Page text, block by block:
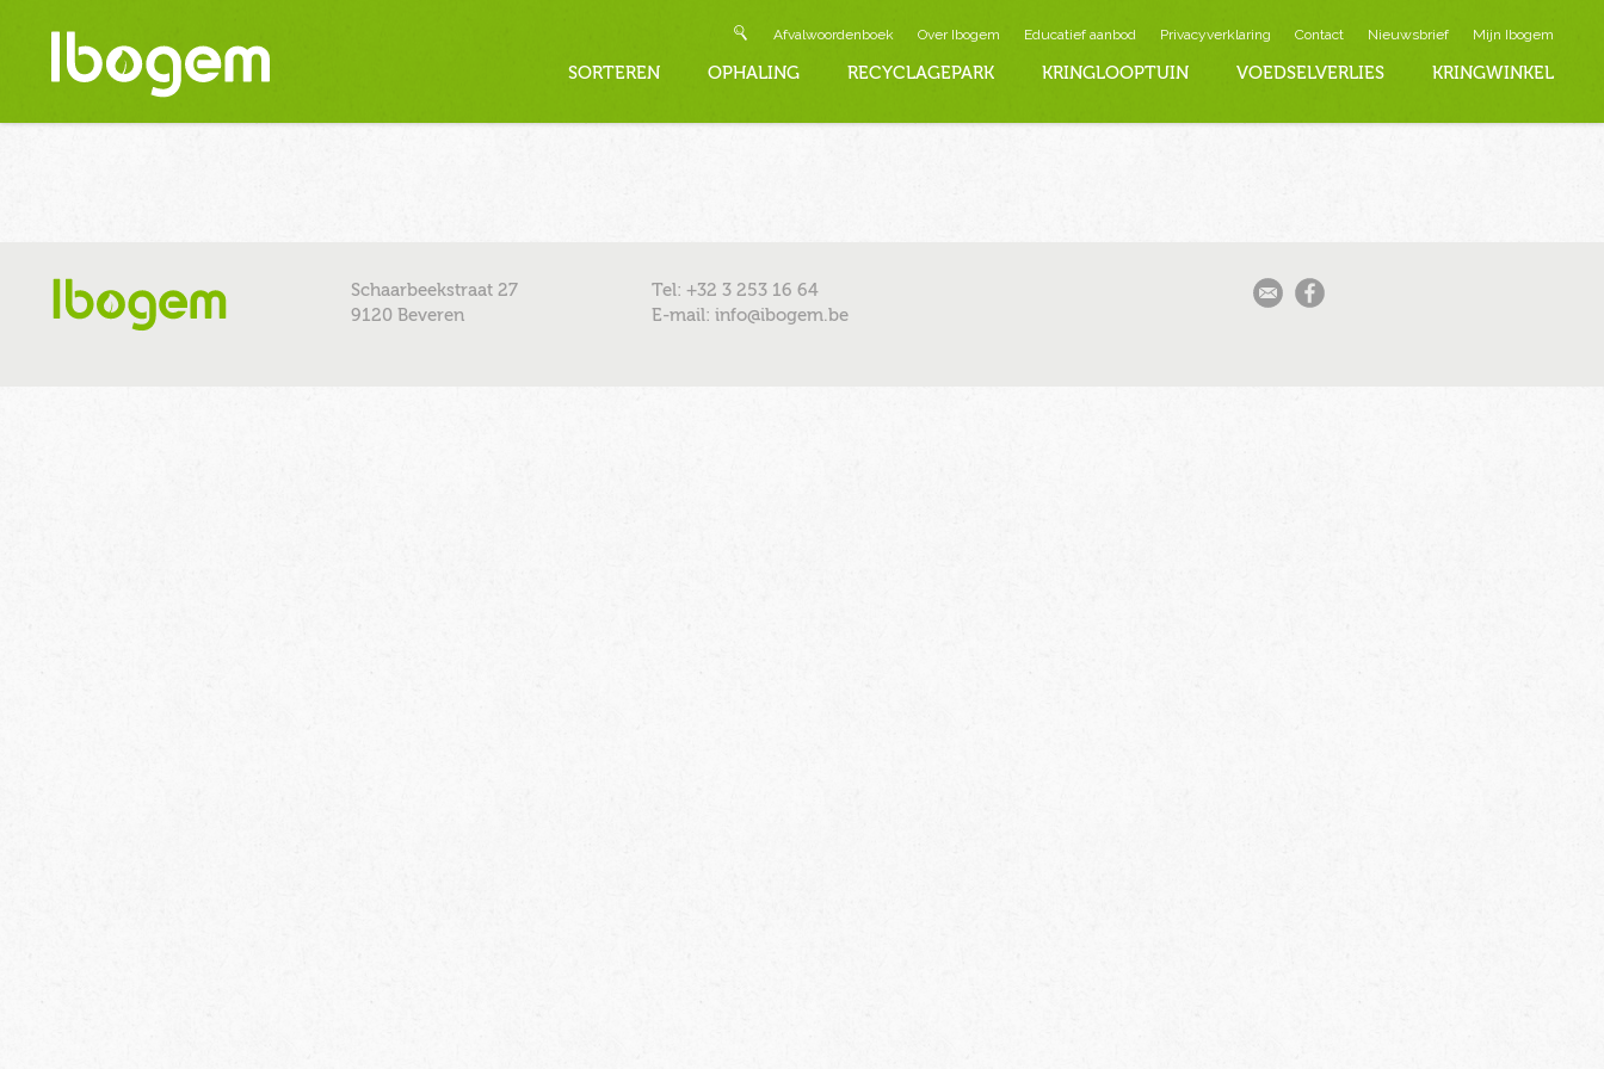
Afvalwoordenboek Over Ibogem Educatief aanbod Privacyverklaring Contact Nieuwsbrief Mijn Ibogem
SORTEREN OPHALING RECYCLAGEPARK KRINGLOOPTUIN VOEDSELVERLIES KRINGWINKEL
Schaarbeekstraat 27
9120 Beveren
Tel: +32 3 253 16 64
E-mail: info@ibogem.be